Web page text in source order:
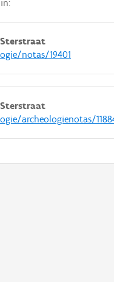
notas/19401
archeologienotas/